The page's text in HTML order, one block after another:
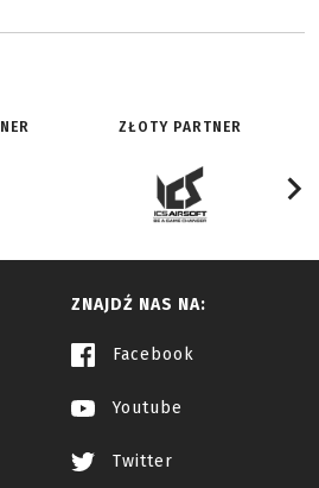
ZŁOTY PARTNER
ZNAJDŹ NAS NA:
Facebook
Youtube
Twitter